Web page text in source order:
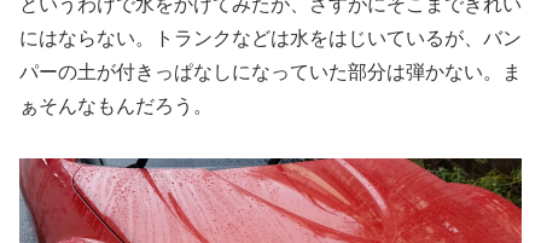
というわけで水をかけてみたが、さすがにそこまできれい
にはならない。トランクなどは水をはじいているが、バン
パーの土が付きっぱなしになっていた部分は弾かない。ま
ぁそんなもんだろう。